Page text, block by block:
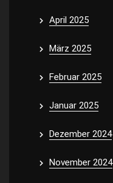
April 2025
März 2025
Februar 2025
Januar 2025
Dezember 2024
November 2024